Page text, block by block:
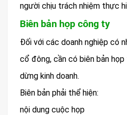
người chịu trách nhiệm thực
Biên bản họp công ty
Đối với các doanh nghiệp có
cổ đông, cần có biên bản
dừng kinh doanh.
Biên bản phải thể hiện:
nội dung cuộc họp